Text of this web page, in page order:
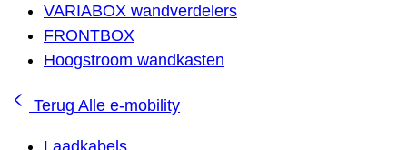
VARIABOX wandverdelers
FRONTBOX
Hoogstroom wandkasten
Terug Alle e-mobility
Laadkabels